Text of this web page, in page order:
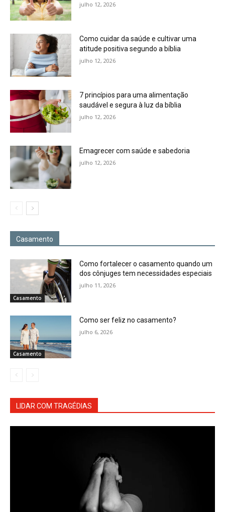
julho 12, 2026
Como cuidar da saúde e cultivar uma
atitude positiva segundo a bíblia
julho 12, 2026
7 princípios para uma alimentação
saudável e segura à luz da bíblia
julho 12, 2026
Emagrecer com saúde e sabedoria
julho 12, 2026
Casamento
Casamento
Como fortalecer o casamento quando um
dos cônjuges tem necessidades especiais
julho 11, 2026
Casamento
Como ser feliz no casamento?
julho 6, 2026
LIDAR COM TRAGÉDIAS